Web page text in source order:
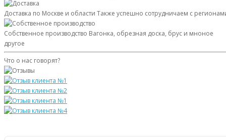
Доставка по Москве и области Также успешно сотрудничаем с
Собственное производство Вагонка, обрезная доска, брус и мноное
другое
Что о нас говорят?